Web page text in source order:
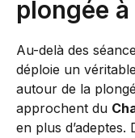
plongée
Au-delà des
déploie un
autour de la
approchent du
en plus d’adeptes.